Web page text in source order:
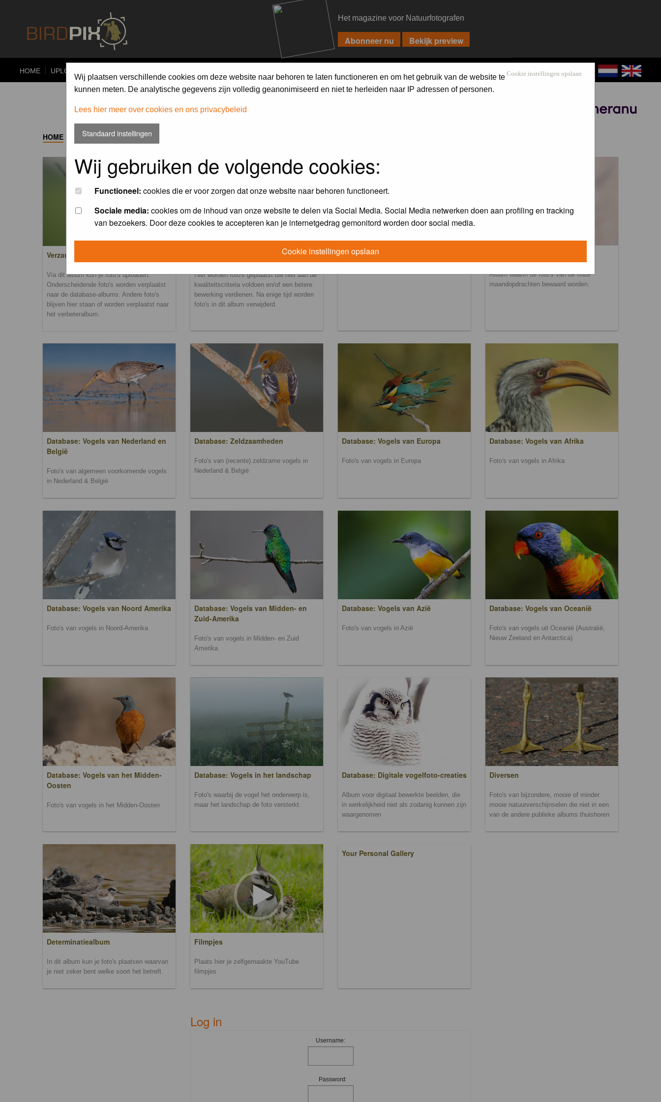
Het magazine voor Natuurfotografen
HOME UPLOAD Cookie instellingen opslaan
Wij plaatsen verschillende cookies om deze website naar behoren te laten functioneren en om het gebruik van de website te
kunnen meten. De analytische gegevens zijn volledig geanonimiseerd en niet te herleiden naar IP adressen of personen.
Lees hier meer over cookies en ons privacybeleid
Standaard instellingen
Wij gebruiken de volgende cookies:
Functioneel: cookies die er voor zorgen dat onze website naar behoren functioneert.
Sociale media: cookies om de inhoud van onze website te delen via Social Media. Social Media netwerken doen aan profiling en tracking
van bezoekers. Door deze cookies te accepteren kan je internetgedrag gemonitord worden door social media.
Cookie instellingen opslaan
HOME -> ALBUM
Verzamel- en uploadalbum
Via dit album kun je foto's uploaden.
Onderscheidende foto's worden verplaatst
naar de database-albums. Andere foto's
blijven hier staan of worden verplaatst naar
het verbeteralbum.
Hier worden foto's geplaatst die niet aan de
kwaliteitscriteria voldoen en/of een betere
bewerking verdienen. Na enige tijd worden
foto's in dit album verwijderd.
Maandopdracht
maandopdracht.
Album waarin de foto's van de oude
maandopdrachten bewaard worden.
Database: Vogels van Nederland en
België
Foto's van algemeen voorkomende vogels
in Nederland & België
Database: Zeldzaamheden
Foto's van (recente) zeldzame vogels in
Nederland & België
Database: Vogels van Europa
Foto's van vogels in Europa
Database: Vogels van Afrika
Foto's van vogels in Afrika
Database: Vogels van Noord Amerika
Foto's van vogels in Noord-Amerika
Database: Vogels van Midden- en
Zuid-Amerika
Foto's van vogels in Midden- en Zuid
Amerika
Database: Vogels van Azië
Foto's van vogels in Azië
Database: Vogels van Oceanië
Foto's van vogels uit Oceanië (Australië,
Nieuw Zeeland en Antarctica)
Database: Vogels van het Midden-
Oosten
Foto's van vogels in het Midden-Oosten
Database: Vogels in het landschap
Foto's waarbij de vogel het onderwerp is,
maar het landschap de foto versterkt.
Database: Digitale vogelfoto-creaties
Album voor digitaal bewerkte beelden, die
in werkelijkheid niet als zodanig kunnen zijn
waargenomen
Diversen
Foto's van bijzondere, mooie of minder
mooie natuurverschijnselen die niet in een
van de andere publieke albums thuishoren
Determinatiealbum
In dit album kun je foto's plaatsen waarvan
je niet zeker bent welke soort het betreft.
Filmpjes
Plaats hier je zelfgemaakte YouTube
filmpjes
Your Personal Gallery
Log in
Username:
Password: